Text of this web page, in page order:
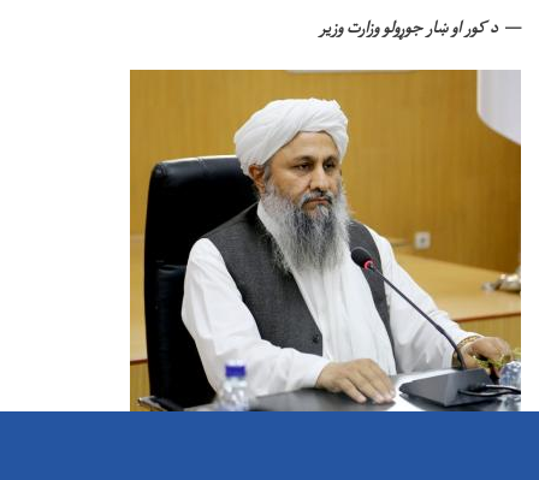
د کور او ښار جوړولو وزارت وزیر